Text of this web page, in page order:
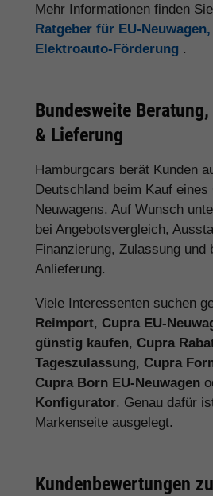
Mehr Informationen finden
Ratgeber für EU-
Elektroauto-Förderung .
Bundesweite
& Lieferung
Hamburgcars berät Kunden
Deutschland beim Kauf eines
Neuwagens. Auf Wunsch
bei Angebotsvergleich,
Finanzierung, Zulassung und
Anlieferung.
Viele Interessenten suchen
Reimport, Cupra EU-
günstig kaufen, Cupra
Tageszulassung, Cupra
Cupra Born EU-Neuwagen
Konfigurator. Genau dafür
Markenseite ausgelegt.
Kundenbewertungen